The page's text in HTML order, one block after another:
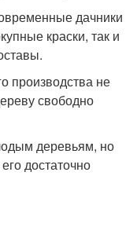
дачники
краски, так и
производства не
свободно
деревьям, но
достаточно